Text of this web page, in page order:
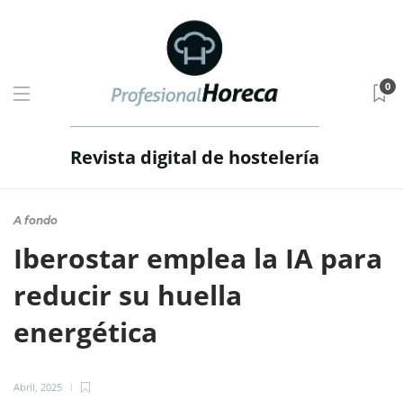
Revista digital de hostelería
0
A fondo
Iberostar emplea la IA para
reducir su huella
energética
Abril, 2025